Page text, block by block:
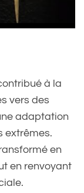
à la
vers des
adaptation
extrêmes.
en
en renvoyant